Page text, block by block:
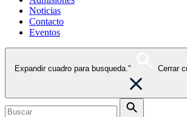
Noticias
Contacto
Eventos
Expandir cuadro para busqueda." Cerrar